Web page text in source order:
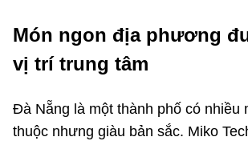
Món ngon địa phương
vị trí trung tâm
Đà Nẵng là một thành phố có nhiều
thuộc nhưng giàu bản sắc. Miko